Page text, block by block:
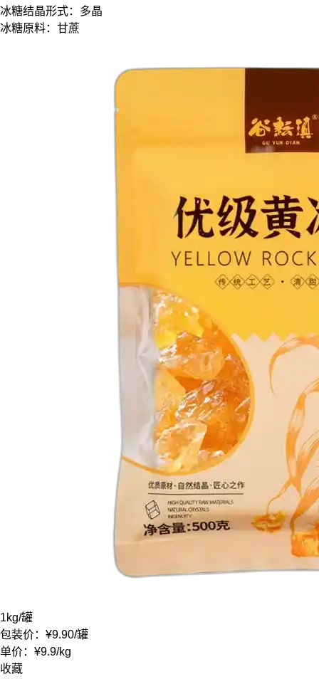
冰糖结晶形式： 多晶
冰糖原料： 甘蔗
1kg/罐
包装价： ¥9.90/罐
单价： ¥9.9/kg
收藏